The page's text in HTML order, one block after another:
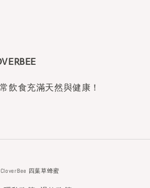
飲食充滿天然與健康！
四葉草蜂蜜